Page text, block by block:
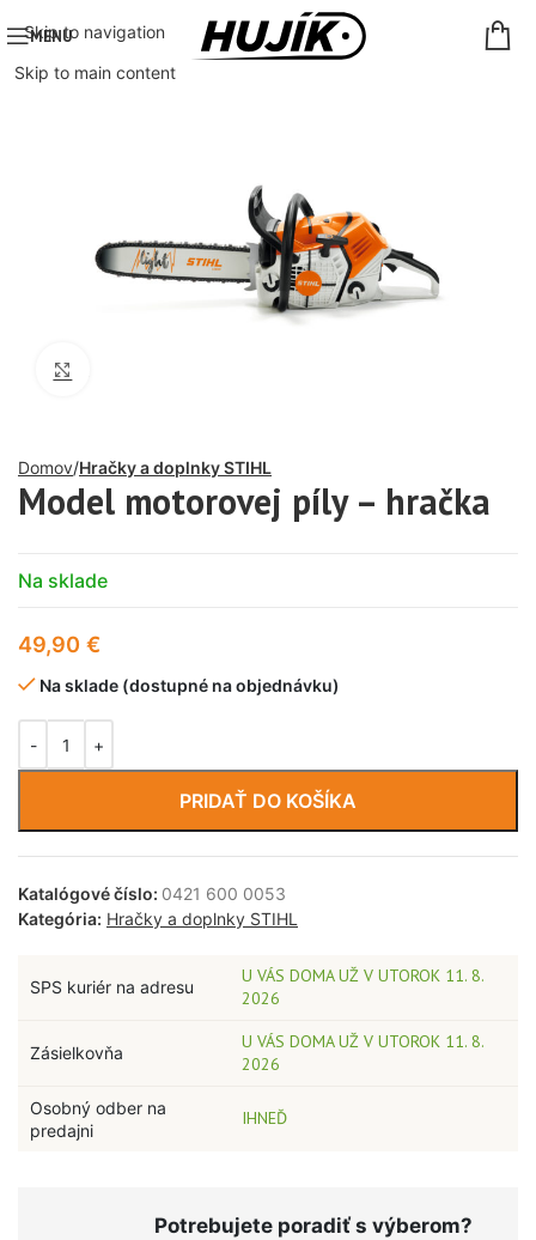
Skip to navigation
Skip to main content
MENU
Domov Hračky a doplnky STIHL
Model motorovej píly – hračka
Na sklade
49,90 €
Na sklade (dostupné na objednávku)
PRIDAŤ DO KOŠÍKA
Katalógové číslo: 0421 600 0053
Kategória: Hračky a doplnky STIHL
SPS kuriér na adresu
U VÁS DOMA UŽ V UTOROK 11. 8.
2026
Zásielkovňa
U VÁS DOMA UŽ V UTOROK 11. 8.
2026
Osobný odber na
predajni
IHNEĎ
Potrebujete poradiť s výberom?